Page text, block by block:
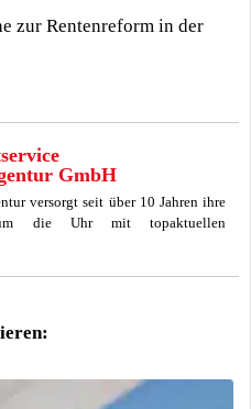
zur Rentenreform in der
GmbH
versorgt seit über 10 Jahren ihre
die Uhr mit topaktuellen